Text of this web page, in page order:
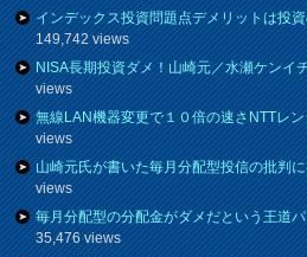
インデックス投資問題点デメリットは投
149,742 views
NISA長期投資ダメ！山崎元／水瀬ケンイ
views
無線LAN機器変更で１０倍の速さNTTレ
views
山崎元氏が書いた毎月分配型投信の批判
views
毎月分配型の分配金がダメだという王道
35,476 views